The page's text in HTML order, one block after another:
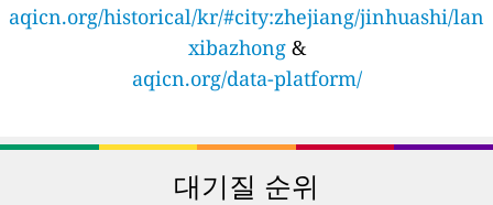
aqicn.org/historical/kr/#city:zhejiang/jinhuashi/lan
xibazhong&
aqicn.org/data-platform/
대기질 순위